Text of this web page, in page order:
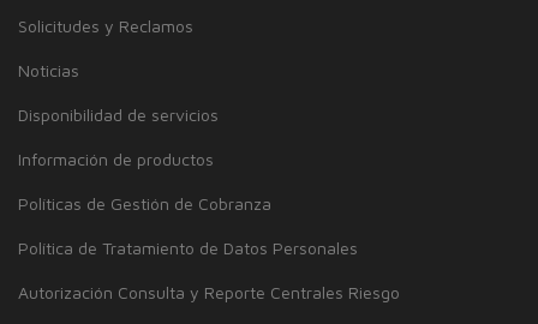
Solicitudes y Reclamos
Noticias
Disponibilidad de servicios
Información de productos
Políticas de Gestión de Cobranza
Política de Tratamiento de Datos Personales
Autorización Consulta y Reporte Centrales Riesgo